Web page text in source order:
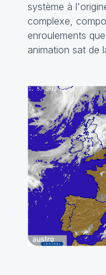
système à
complexe,
enroulements
animation sat de